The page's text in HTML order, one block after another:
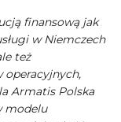
finansową jak
w Niemczech
też
operacyjnych,
Armatis Polska
modelu